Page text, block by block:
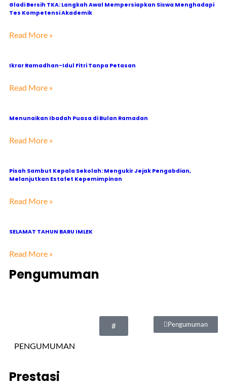
Gladi Bersih TKA: Langkah Awal Mempersiapkan Siswa Menghadapi
Tes Kompetensi Akademik
Read More »
Ikrar Ramadhan-Idul Fitri Tanpa Petasan
Read More »
Menunaikan Ibadah Puasa di Bulan Ramadan
Read More »
Pisah Sambut Kepala Sekolah: Mengukir Jejak Pengabdian,
Melanjutkan Estafet Kepemimpinan
Read More »
SELAMAT TAHUN BARU IMLEK
Read More »
Pengumuman
Pengumuman
#
PENGUMUMAN
Prestasi